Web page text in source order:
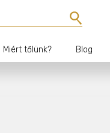
Miért tőlünk? Blog